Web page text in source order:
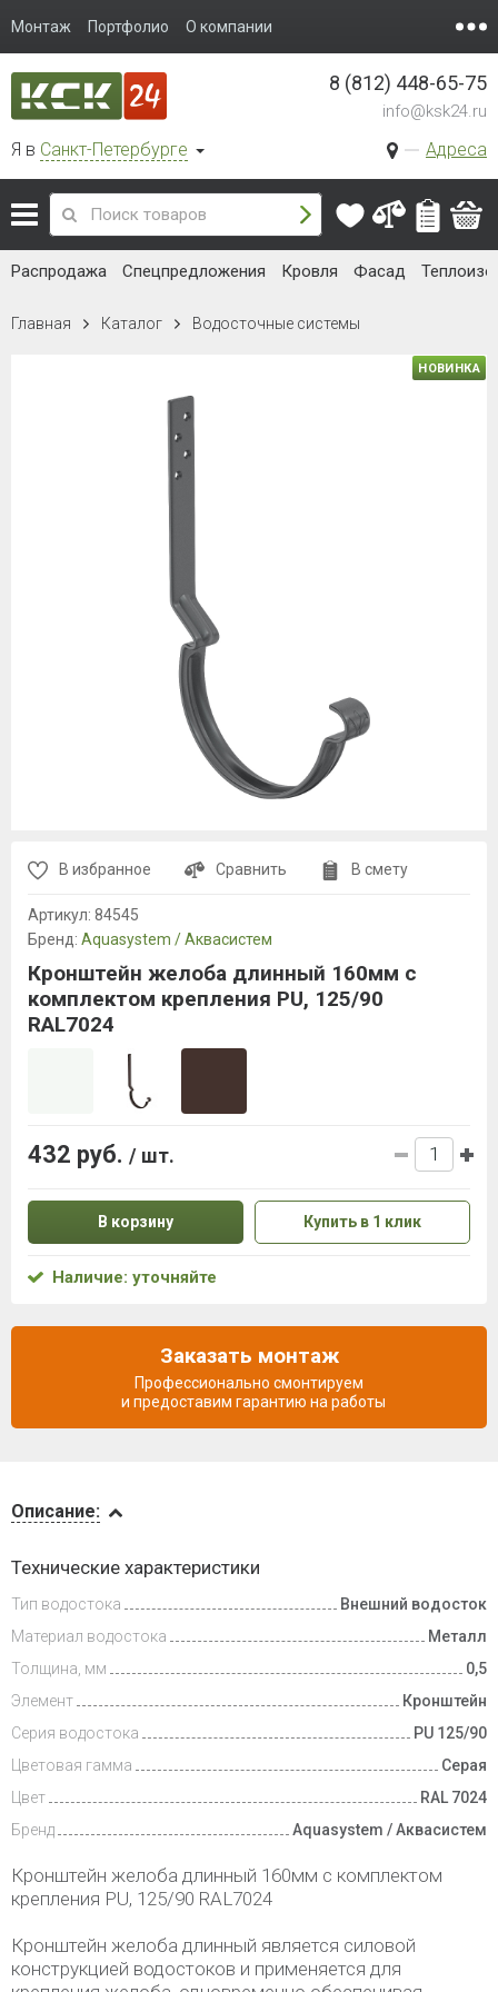
Монтаж Портфолио О компании
Я в Санкт-Петербурге Адреса
8 (812) 448-65-75
info@ksk24.ru
Распродажа Спецпредложения Кровля Фасад
Главная Каталог Водосточные системы
и оплата
Описание:
Технические характеристики
Тип водостока
Внешний водосток
Материал водостока
Металл
Толщина, мм
0,5
Элемент
Кронштейн
Серия водостока
PU 125/90
Цветовая гамма
Серая
Цвет
RAL 7024
Бренд
Aquasystem / Аквасистем
Кронштейн желоба длинный 160мм с комплектом
крепления PU, 125/90 RAL7024
Кронштейн желоба длинный является силовой
конструкцией водостоков и применяется для
НОВИНКА
В избранное Сравнить В смету
Артикул: 84545
Бренд: Aquasystem / Аквасистем
Кронштейн желоба длинный 160мм с
комплектом крепления PU, 125/90
RAL7024
432 руб. / шт.
В корзину Купить в 1 клик
Наличие: уточняйте
Заказать монтаж
Профессионально смонтируем
и предоставим гарантию на работы